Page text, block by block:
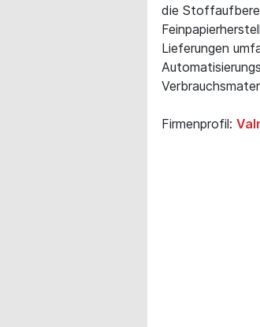
die
Lieferungen
Firmenprofil: